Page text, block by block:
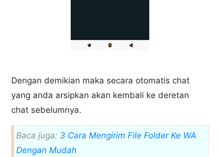
Dengan demikian maka secara otomatis chat
yang anda arsipkan akan kembali ke deretan
chat sebelumnya.
Baca juga: 3 Cara Mengirim File Folder Ke WA
Dengan Mudah